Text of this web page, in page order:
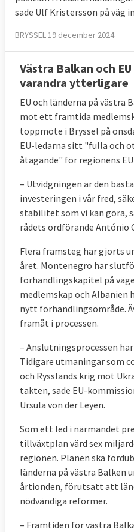
sade Ulf Kristersson på väg
BRYSSEL 19 december 2024
Västra Balkan och
varandra ytterligare
EU och länderna på västra
mot ett framtida
toppmöte i Bryssel på
EU-ledarna sitt "fulla och
åtagande" för regionens
– Utvidgningen är den
investeringen i vår fred,
stabilitet som vi kan göra,
rådets ordförande António
Flera framsteg har gjorts
året. Montenegro har
förhandlingskapitel på
medlemskap och Albanien
nytt förhandlingsområde.
framåt i processen.
– Anslutningsprocessen
Tidigare utmaningar som
och Rysslands krig mot
takten, sade EU-
Ursula von der Leyen.
Som ett led i närmandet
tillväxtplan värd sex
regionen. Planen ska
länderna på västra Balken
årtionden, förutsatt att
nödvändiga reformer.
– Framtiden för västra